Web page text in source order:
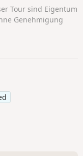
Tour sind Eigentum
Genehmigung